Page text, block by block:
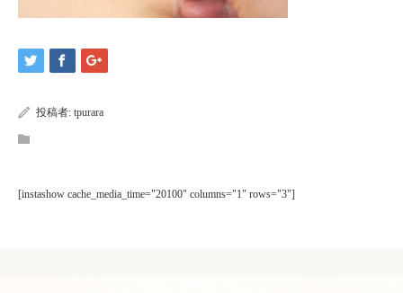
投稿者: tpurara
[instashow cache_media_time="20100" columns="1" rows="3"]